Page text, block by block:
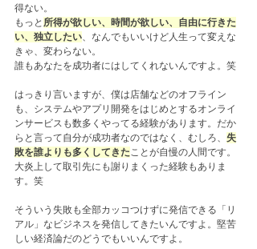
得ない。
もっと 所得が欲しい、時間が欲しい、自由に行きた
い、独立したい、なんでもいいけど人生って変えな
きゃ、変わらない。
誰もあなたを成功者にはしてくれないんですよ。笑
はっきり言いますが、僕は店舗などのオフライン
も、システムやアプリ開発をはじめとするオンライ
ンサービスも数多くやってる経験があります。だか
らと言って自分が成功者なのではなく、むしろ、 失
敗を誰よりも多くしてきたことが自慢の人間です。
大炎上して取引先にも謝りまくった経験もありま
す。笑
そういう失敗も全部カッコつけずに発信できる「リ
アル」なビジネスを発信してきたいんですよ。堅苦
しい経済論だのどうでもいいんですよ。